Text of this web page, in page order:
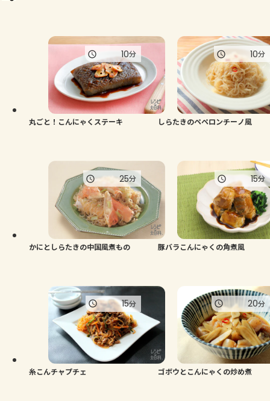
トーク
よくあるお問い合わせ
お買い物
丸ごと！こんにゃくステーキ
10分
しらたきのペペロンチーノ風
10分
かにとしらたきの中国風煮もの
25分
豚バラこんにゃくの角煮風
15分
糸こんチャプチェ
15分
ゴボウとこんにゃくの炒め煮
20分